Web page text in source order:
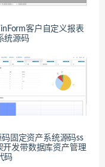
客户自定义报表
统源码
码固定资产系统源码ss
开发带数据库资产管理
码